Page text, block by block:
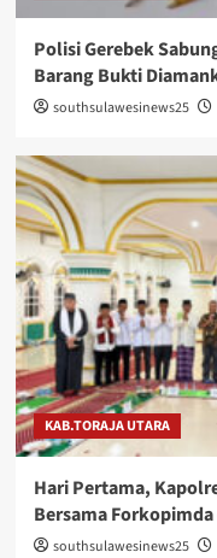
Polisi Gerebek
Barang Bukti
southsulawesinews25
KAB.TORAJA UTARA
Hari Pertama,
Bersama
southsulawesinews25